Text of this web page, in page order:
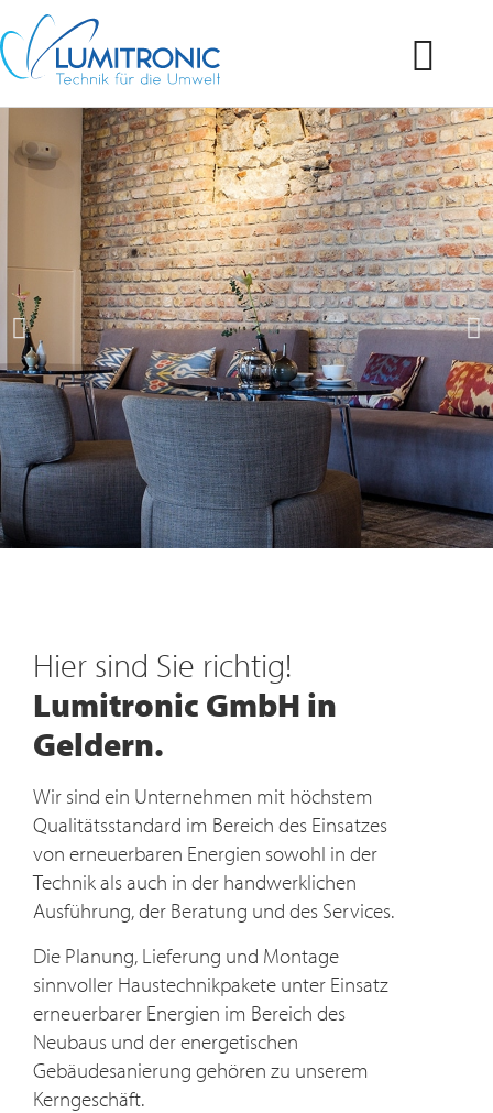
Wärmepumpen
Moderne
Haustechnik
Entdecken Sie unsere Lösungen für
energiesparende Wärmesysteme. Für Ihr
Zuhause.
MEHR ERFAHREN
Hier sind Sie richtig!
Lumitronic GmbH in
Geldern.
Wir sind ein Unternehmen mit höchstem
Qualitätsstandard im Bereich des Einsatzes
von erneuerbaren Energien sowohl in der
Technik als auch in der handwer­klichen
Ausführung, der Beratung und des Services.
Die Planung, Lieferung und Montage
sinnvoller Haustechnik­pakete unter Einsatz
erneuerbarer Energien im Bereich des
Neubaus und der energetischen
Gebäudesanierung gehören zu unserem
Kerngeschäft.